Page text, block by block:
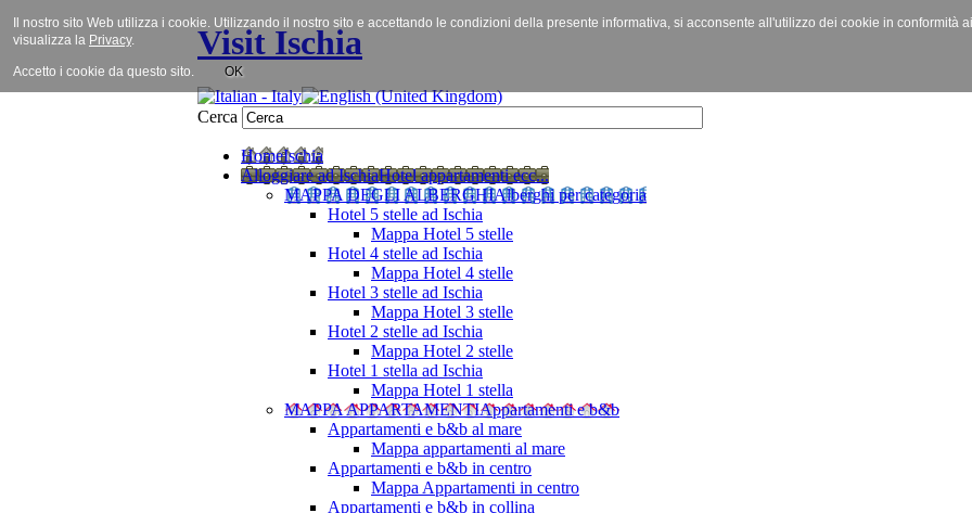
Visit Ischia
Cerca
HomeIschia
Alloggiare ad IschiaHotel appartamenti ecc...
MAPPA DEGLI ALBERGHIAlberghi per categoria
Hotel 5 stelle ad Ischia
Mappa Hotel 5 stelle
Hotel 4 stelle ad Ischia
Mappa Hotel 4 stelle
Hotel 3 stelle ad Ischia
Mappa Hotel 3 stelle
Hotel 2 stelle ad Ischia
Mappa Hotel 2 stelle
Hotel 1 stella ad Ischia
Mappa Hotel 1 stella
MAPPA APPARTAMENTIAppartamenti e b&b
Appartamenti e b&b al mare
Mappa appartamenti al mare
Appartamenti e b&b in centro
Mappa Appartamenti in centro
Appartamenti e b&b in collina
Il nostro sito Web utilizza i cookie. Utilizzando il nostro sito e accettando le condizioni della presente informativa, si acconsente all'utilizzo dei cookie in
visualizza la Privacy.
Accetto i cookie da questo sito. OK